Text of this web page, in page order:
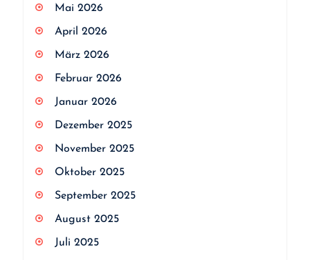
Mai 2026
April 2026
März 2026
Februar 2026
Januar 2026
Dezember 2025
November 2025
Oktober 2025
September 2025
August 2025
Juli 2025